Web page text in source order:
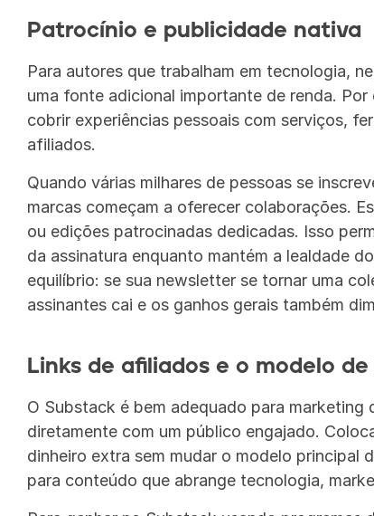
Patrocínio e publicidade nativa
Para autores que trabalham em tecnologia,
uma fonte adicional importante de renda.
cobrir experiências pessoais com serviços,
afiliados.
Quando várias milhares de pessoas se
marcas começam a oferecer colaborações.
ou edições patrocinadas dedicadas. Isso
da assinatura enquanto mantém a lealdade
equilíbrio: se sua newsletter se tornar uma
assinantes cai e os ganhos gerais também
Links de afiliados e o modelo
O Substack é bem adequado para
diretamente com um público engajado.
dinheiro extra sem mudar o modelo principal
para conteúdo que abrange tecnologia,